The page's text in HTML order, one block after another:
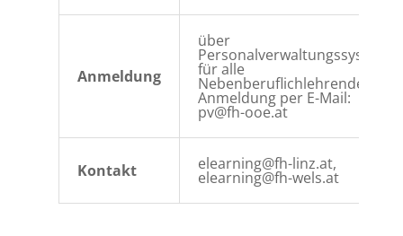
Anmeldung
über
Personalverwaltungssystem
für alle
Nebenberuflichlehrende
Anmeldung per E-Mail:
pv@fh-ooe.at
Kontakt elearning@fh-linz.at,
elearning@fh-wels.at